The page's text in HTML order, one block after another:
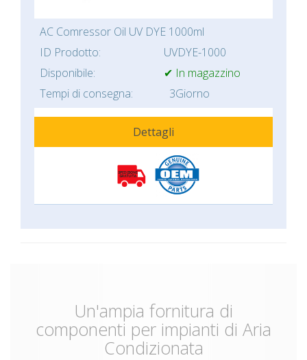
AC Comressor Oil UV DYE 1000ml
ID Prodotto:
UVDYE-1000
Disponibile:
✔ In magazzino
Tempi di consegna:
3Giorno
Dettagli
Un'ampia fornitura di
componenti per impianti di Aria
Condizionata